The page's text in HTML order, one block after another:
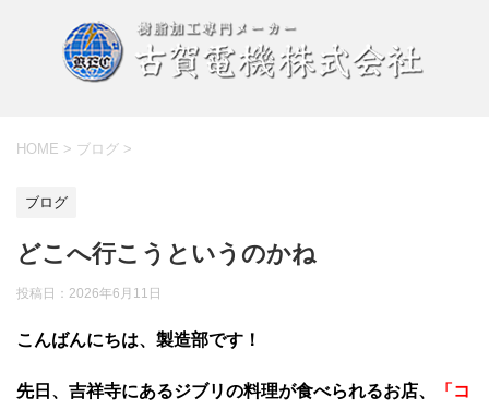
HOME > ブログ >
ブログ
どこへ行こうというのかね
投稿日： 2026年6月11日
こんばんにちは、製造部です！
先日、吉祥寺にあるジブリの料理が食べられるお店、
「コ